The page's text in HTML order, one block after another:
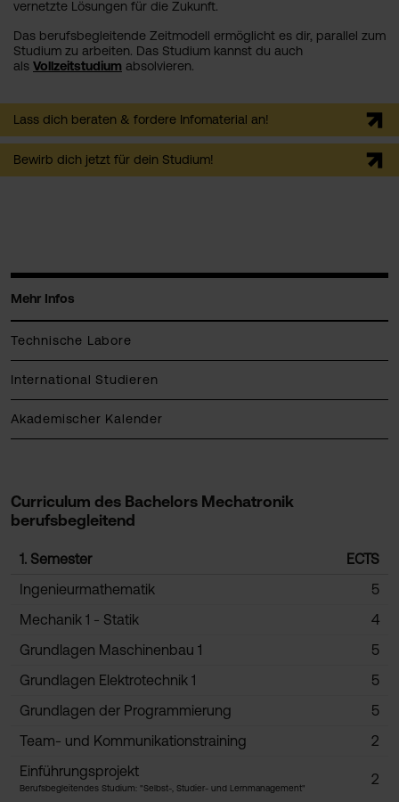
vernetzte Lösungen für die Zukunft.
Das berufsbegleitende Zeitmodell ermöglicht es dir, parallel zum
Studium zu arbeiten. Das Studium kannst du auch
als Vollzeitstudium absolvieren.
Lass dich beraten & fordere Infomaterial an!
Bewirb dich jetzt für dein Studium!
Mehr Infos
Technische Labore
International Studieren
Akademischer Kalender
Curriculum des Bachelors Mechatronik
berufsbegleitend
1. Semester
ECTS
Ingenieurmathematik
5
Mechanik 1 - Statik
4
Grundlagen Maschinenbau 1
5
Grundlagen Elektrotechnik 1
5
Grundlagen der Programmierung
5
Team- und Kommunikationstraining
2
Einführungsprojekt
Berufsbegleitendes Studium: "Selbst-, Studier- und Lernmanagement"
2